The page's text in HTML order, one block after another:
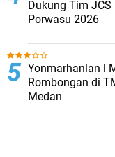
Dukung Tim JCS
Porwasu 2026
Yonmarhanlan l
Rombongan di
Medan